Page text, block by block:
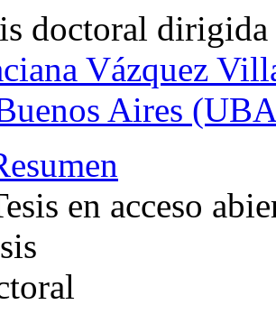
doctoral dirigida
Vázquez
Aires
en acceso